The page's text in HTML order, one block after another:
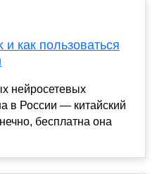
и как пользоваться
нейросетевых
в России — китайский
бесплатна она